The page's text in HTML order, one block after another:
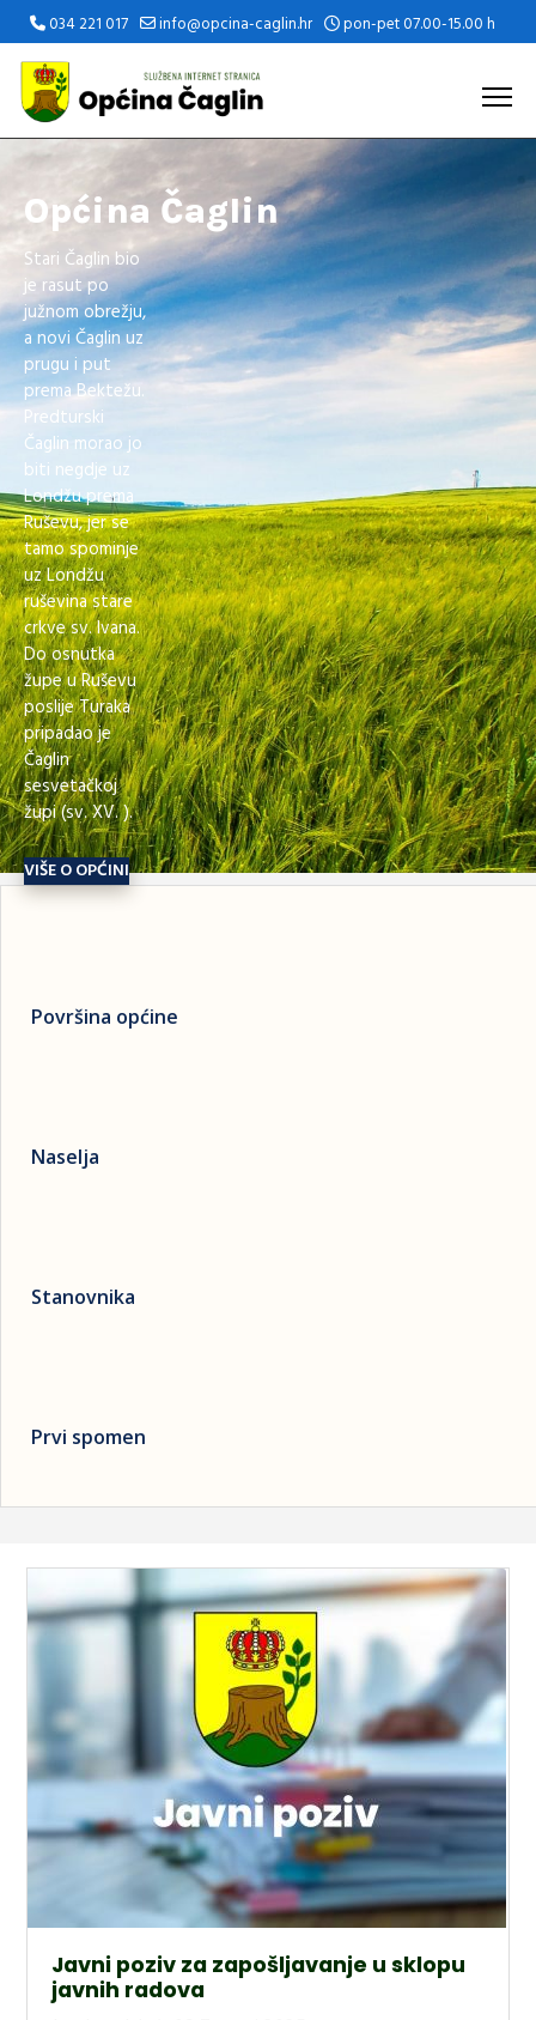
034 221 017 info@opcina-caglin.hr pon-pet 07.00-15.00 h
Općina Čaglin
Stari Čaglin bio
je rasut po
južnom obrežju,
a novi Čaglin uz
prugu i put
prema Bektežu.
Predturski
Čaglin morao jo
biti negdje uz
Londžu prema
Ruševu, jer se
tamo spominje
uz Londžu
ruševina stare
crkve sv. Ivana.
Do osnutka
župe u Ruševu
poslije Turaka
pripadao je
Čaglin
sesvetačkoj
župi (sv. XV. ).
VIŠE O OPĆINI
Površina općine
Naselja
Stanovnika
Prvi spomen
Javni poziv za zapošljavanje u sklopu
javnih radova